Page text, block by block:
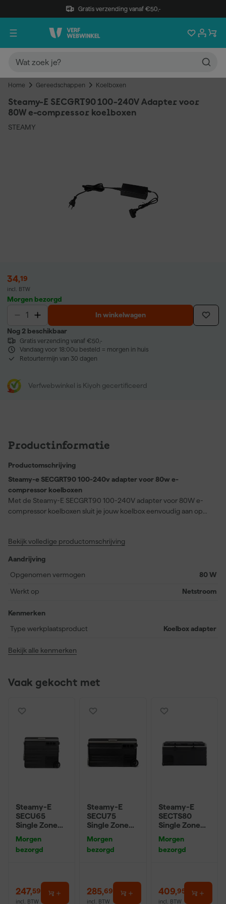
Gratis verzending vanaf €50,-
Home Gereedschappen Koelboxen
Steamy-E SECGRT90 100-240V Adapter voor
80W e-compressor koelboxen
STEAMY
34,19
incl. BTW
Morgen bezorgd
In winkelwagen
Nog 2 beschikbaar
Gratis verzending vanaf €50,-
Vandaag voor 18:00u besteld = morgen in huis
Retourtermijn van 30 dagen
Verfwebwinkel is Kiyoh gecertificeerd
Productinformatie
Productomschrijving
Steamy-e SECGRT90 100-240v adapter voor 80w e-
compressor koelboxen
Met de Steamy-E SECGRT90 100-240V adapter voor 80W e-
compressor koelboxen sluit je jouw koelbox eenvoudig aan op
op de camping met een vast stopcontact. Dat is handig wanneer
80 watt levert deze adapter een stabiele stroomtoevoer voor
grotere modellen. Je gebruikt hem als vervanging van een
Deze adapter is compatibel met alle Steamy-E modellen met
betrouwbaar blijft functioneren en altijd klaar is voor gebruik.
Bekijk volledige productomschrijving
Aandrijving
Opgenomen vermogen
80 W
Werkt op Netstroom
Kenmerken
Type werkplaatsproduct
Koelbox adapter
Bekijk alle kenmerken
Vaak gekocht met
Steamy-E
SECU65
Single Zone
Compressor
Koelbox op
Morgen
bezorgd
247,59
incl. BTW
Steamy-E
SECU75
Single Zone
Compressor
Koelbox op
Morgen
bezorgd
285,69
incl. BTW
Steamy-E
SECTS80
Single Zone
Compressor
Koelbox 77L
Morgen
bezorgd
409,95
incl. BTW